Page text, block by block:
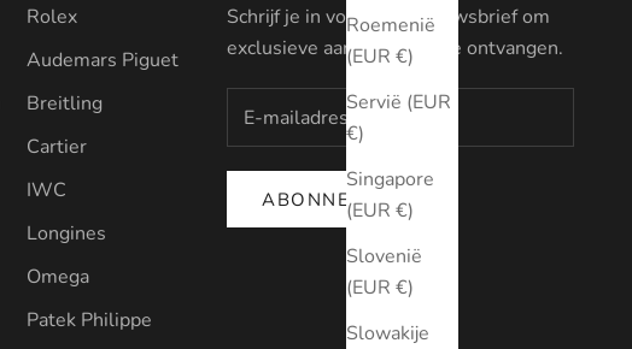
Roemenië
(EUR €)
Servië (EUR
€)
Singapore
(EUR €)
Slovenië
(EUR €)
Slowakije
Rolex
Audemars Piguet
Breitling
Cartier
IWC
Longines
Omega
Patek Philippe
Schrijf je in voor onze nieuwsbrief om
exclusieve aanbiedingen te ontvangen.
ABONNEREN